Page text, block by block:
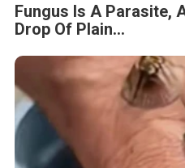
Fungus Is A Parasite,
Drop Of Plain...